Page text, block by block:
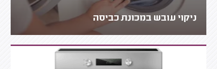
ניקוי עובש במכונת כביסה